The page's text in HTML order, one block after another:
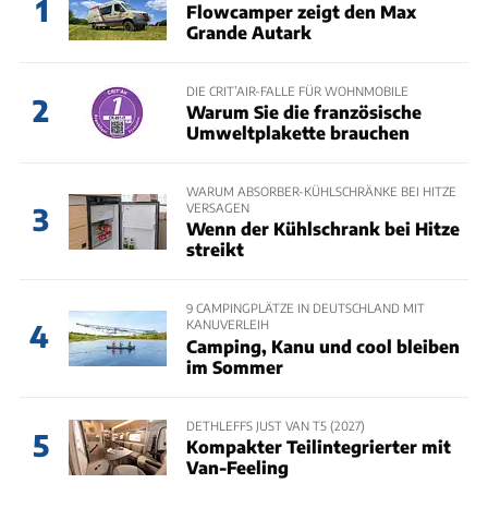
1
Flowcamper zeigt den Max
Grande Autark
2
DIE CRIT’AIR-FALLE FÜR WOHNMOBILE
Warum Sie die französische
Umweltplakette brauchen
3
WARUM ABSORBER-KÜHLSCHRÄNKE BEI HITZE
VERSAGEN
Wenn der Kühlschrank bei Hitze
streikt
4
9 CAMPINGPLÄTZE IN DEUTSCHLAND MIT
KANUVERLEIH
Camping, Kanu und cool bleiben
im Sommer
5
DETHLEFFS JUST VAN T5 (2027)
Kompakter Teilintegrierter mit
Van-Feeling